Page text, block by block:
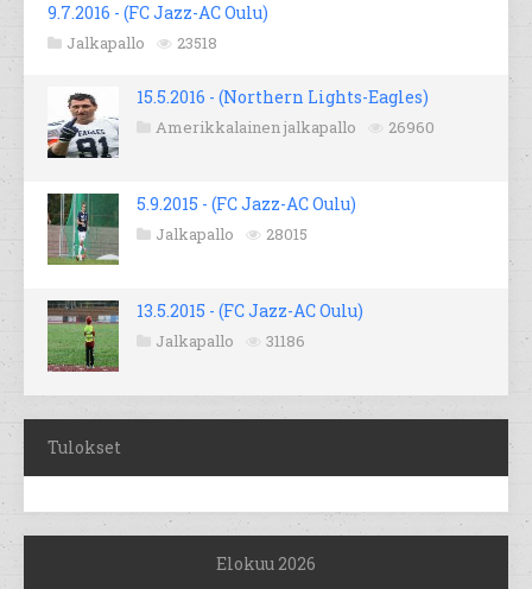
9.7.2016 - (FC Jazz-AC Oulu)
Jalkapallo 23518
15.5.2016 - (Northern Lights-Eagles)
Amerikkalainen jalkapallo 26960
5.9.2015 - (FC Jazz-AC Oulu)
Jalkapallo 28015
13.5.2015 - (FC Jazz-AC Oulu)
Jalkapallo 31186
Tulokset
Elokuu 2026